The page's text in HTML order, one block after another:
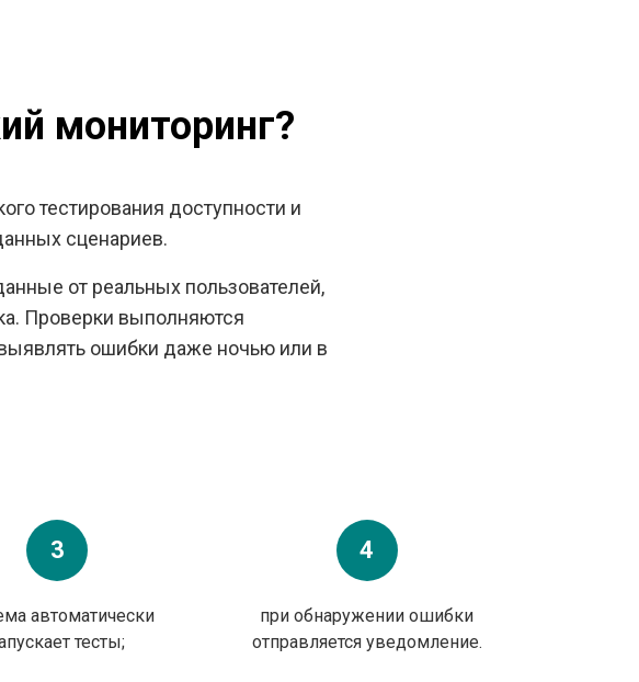
мониторинг?
тестирования доступности и
сценариев.
от реальных пользователей,
Проверки выполняются
ошибки даже ночью или в
3
автоматически
тесты;
4
при обнаружении ошибки
отправляется уведомление.